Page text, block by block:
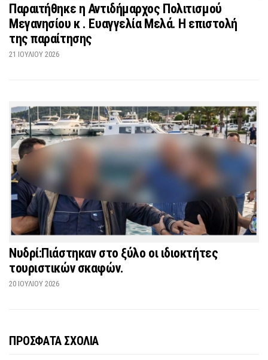
Παραιτήθηκε η Αντιδήμαρχος Πολιτισμού
Μεγανησίου κ . Ευαγγελία Μελά. Η επιστολή
της παραίτησης
21 ΙΟΥΛΊΟΥ 2026
Νυδρί:Πιάστηκαν στο ξύλο οι ιδιοκτήτες
τουριστικών σκαφών.
20 ΙΟΥΛΊΟΥ 2026
ΠΡΟΣΦΑΤΑ ΣΧΟΛΙΑ